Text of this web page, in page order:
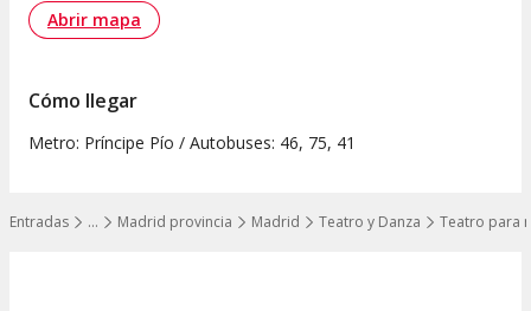
…
Mostrar todos los niveles
Entradas Madrid provincia Madrid Teatro y Danza Teatro para
Abrir mapa
Cómo llegar
Metro: Príncipe Pío / Autobuses: 46, 75, 41